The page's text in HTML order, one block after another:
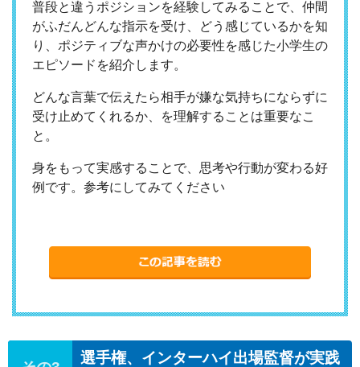
普段と違うポジションを経験してみることで、仲間
がふだんどんな指示を受け、どう感じているかを知
り、ポジティブな声かけの必要性を感じた小学生の
エピソードを紹介します。
どんな言葉で伝えたら相手が嫌な気持ちにならずに
受け止めてくれるか、を理解することは重要なこ
と。
身をもって実感することで、思考や行動が変わる好
例です。参考にしてみてください
選手権、インターハイ出場監督が実践